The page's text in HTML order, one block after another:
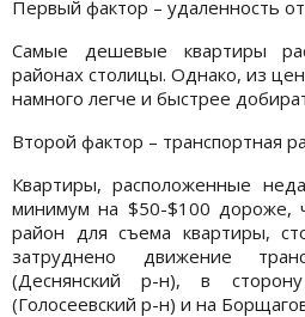
Первый фактор – удаленность
Самые дешевые квартиры
районах столицы. Однако, из
намного легче и быстрее
Второй фактор – транспортная
Квартиры, расположенные
минимум на $50-$100 дороже,
район для съема квартиры,
затруднено движение
(Деснянский р-н), в
(Голосеевский р-н) и на